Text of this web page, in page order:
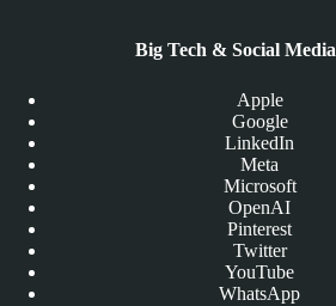
Big Tech & Social Media
Apple
Google
LinkedIn
Meta
Microsoft
OpenAI
Pinterest
Twitter
YouTube
WhatsApp